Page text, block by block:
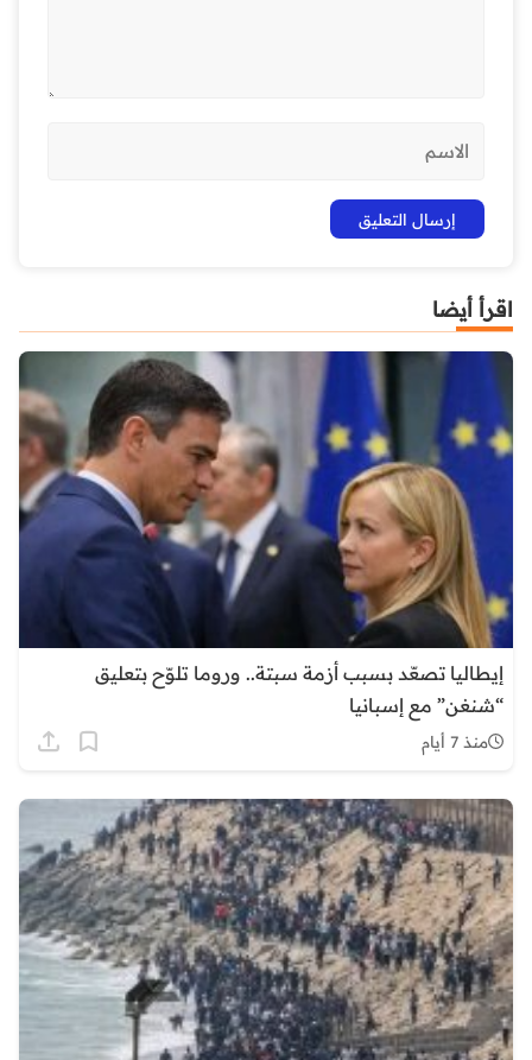
اقرأ أيضا
إيطاليا تصعّد بسبب أزمة سبتة.. وروما تلوّح بتعليق
“شنغن” مع إسبانيا
منذ 7 أيام